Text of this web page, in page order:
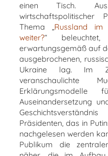
einen Tisch.
wirtschaftspolitischer
Thema „Russland
weiter?“
erwartungsgemäß auf
ausgebrochenen,
Ukraine lag. Im
veranschaulichte
Erklärungsmodelle
Auseinandersetzung
Präsidenten, das in
nachgelesen werden
Publikum die